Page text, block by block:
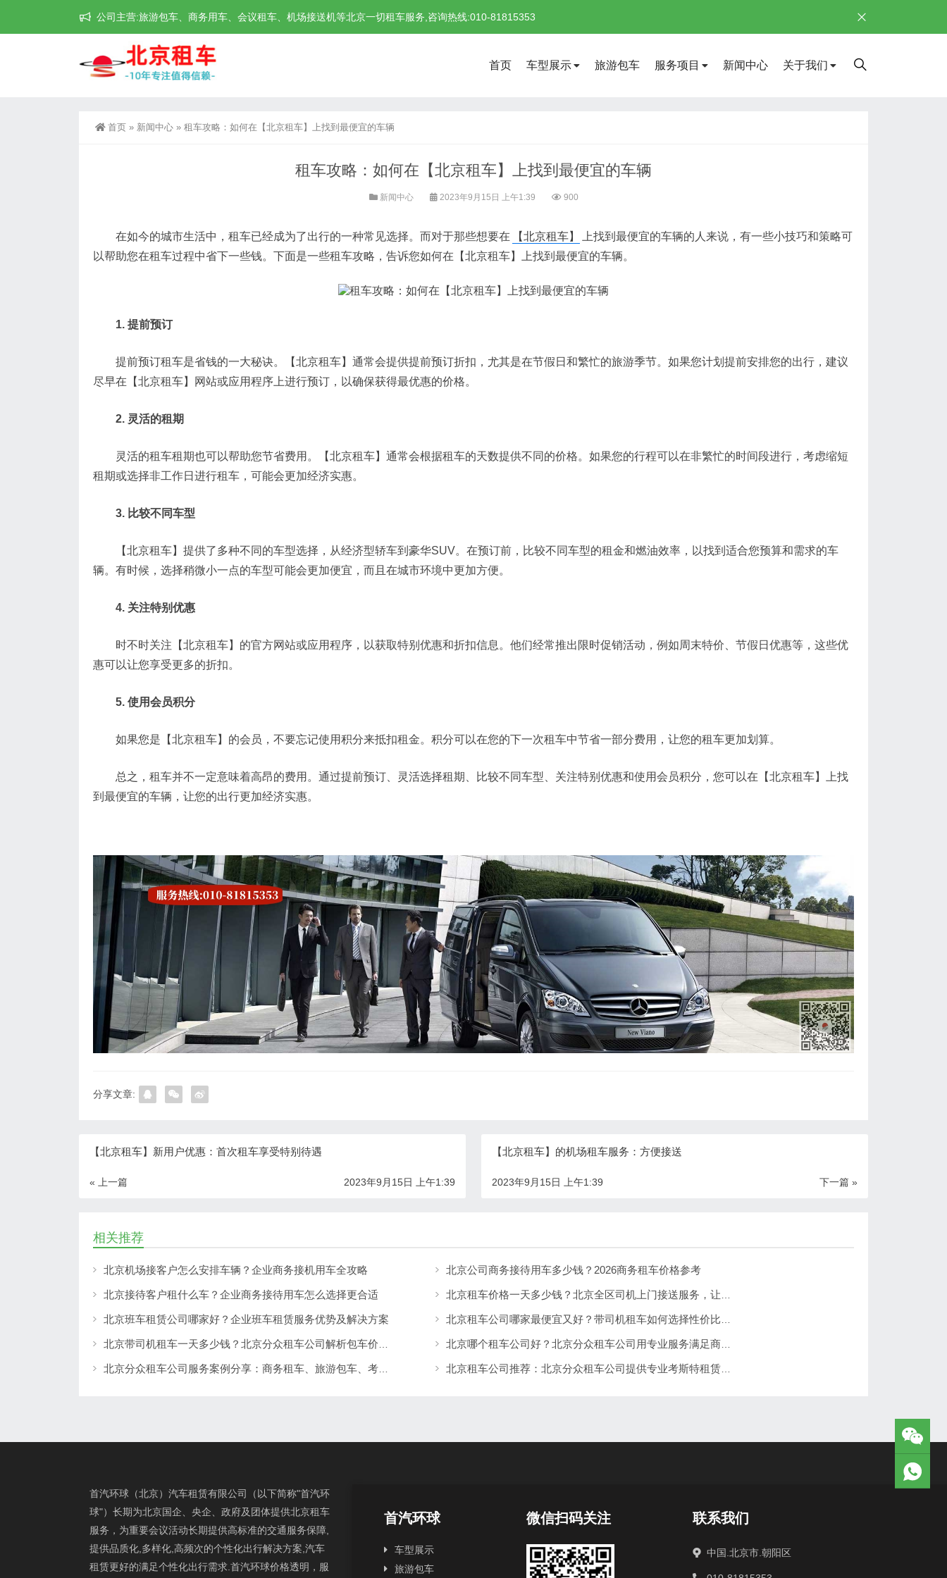
公司主营:旅游包车、商务用车、会议租车、机场接送机等北京一切租车服务,咨询热线:010-81815353
首页 车型展示 旅游包车 服务项目 新闻中心 关于我们
首页 » 新闻中心 » 租车攻略：如何在【北京租车】上找到最便宜的车辆
租车攻略：如何在【北京租车】上找到最便宜的车辆
新闻中心 2023年9月15日 上午1:39 900
在如今的城市生活中，租车已经成为了出行的一种常见选择。而对于那些想要在 【北京租车】
上找到最便宜的车辆的人来说，有一些小技巧和策略可
以帮助您在租车过程中省下一些钱。下面是一些租车攻略，告诉您如何在【北京租车】上找到最便宜的车辆。
1. 提前预订
提前预订租车是省钱的一大秘诀。【北京租车】通常会提供提前预订折扣，尤其是在节假日和繁忙的旅游季节。如果您计划提前安排您的出行，建议
尽早在【北京租车】网站或应用程序上进行预订，以确保获得最优惠的价格。
2. 灵活的租期
灵活的租车租期也可以帮助您节省费用。【北京租车】通常会根据租车的天数提供不同的价格。如果您的行程可以在非繁忙的时间段进行，考虑缩短
租期或选择非工作日进行租车，可能会更加经济实惠。
3. 比较不同车型
【北京租车】提供了多种不同的车型选择，从经济型轿车到豪华SUV。在预订前，比较不同车型的租金和燃油效率，以找到适合您预算和需求的车
辆。有时候，选择稍微小一点的车型可能会更加便宜，而且在城市环境中更加方便。
4. 关注特别优惠
时不时关注【北京租车】的官方网站或应用程序，以获取特别优惠和折扣信息。他们经常推出限时促销活动，例如周末特价、节假日优惠等，这些优
惠可以让您享受更多的折扣。
5. 使用会员积分
如果您是【北京租车】的会员，不要忘记使用积分来抵扣租金。积分可以在您的下一次租车中节省一部分费用，让您的租车更加划算。
总之，租车并不一定意味着高昂的费用。通过提前预订、灵活选择租期、比较不同车型、关注特别优惠和使用会员积分，您可以在【北京租车】上找
到最便宜的车辆，让您的出行更加经济实惠。
分享文章:
【北京租车】新用户优惠：首次租车享受特别待遇
« 上一篇 2023年9月15日 上午1:39
【北京租车】的机场租车服务：方便接送
下一篇 »
2023年9月15日 上午1:39
相关推荐
北京机场接客户怎么安排车辆？企业商务接机用车全攻略 北京公司商务接待用车多少钱？2026商务租车价格参考
北京接待客户租什么车？企业商务接待用车怎么选择更合适 北京租车价格一天多少钱？北京全区司机上门接送服务，让出行更方便
北京班车租赁公司哪家好？企业班车租赁服务优势及解决方案 北京租车公司哪家最便宜又好？带司机租车如何选择性价比高的服务
北京带司机租车一天多少钱？北京分众租车公司解析包车价格与服务优势 北京哪个租车公司好？北京分众租车公司用专业服务满足商务、旅游多场景出行需求
北京分众租车公司服务案例分享：商务租车、旅游包车、考斯特、中巴车及企业长期用车解决方案 北京租车公司推荐：北京分众租车公司提供专业考斯特租赁服务
首汽环球（北京）汽车租赁有限公司（以下简称"首汽环
球"）长期为北京国企、央企、政府及团体提供北京租车
服务，为重要会议活动长期提供高标准的交通服务保障,
提供品质化,多样化,高频次的个性化出行解决方案,汽车
租赁更好的满足个性化出行需求.首汽环球价格透明，服
首汽环球
车型展示
旅游包车
微信扫码关注 联系我们
中国.北京市.朝阳区